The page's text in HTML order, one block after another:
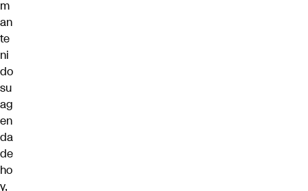
m
an
te
ni
do
su
ag
en
da
de
ho
y,